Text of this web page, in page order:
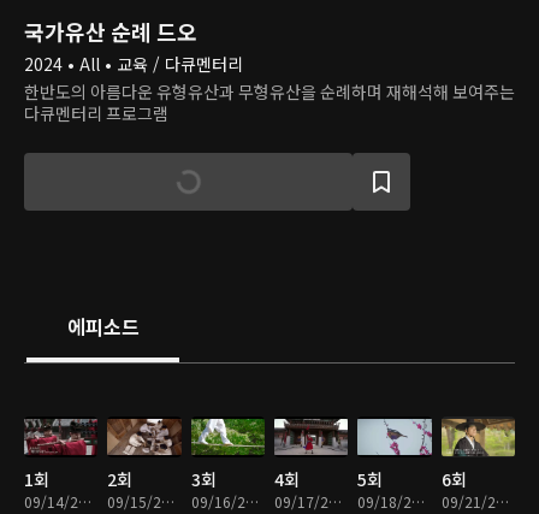
국가유산 순례 드오
2024 • All • 교육 / 다큐멘터리
한반도의 아름다운 유형유산과 무형유산을 순례하며 재해석해 보여주는
다큐멘터리 프로그램
에피소드
1회
09/14/2024 • 5분
2회
09/15/2024 • 5분
3회
09/16/2024 • 5분
4회
09/17/2024 • 5분
5회
09/18/2024 • 5분
6회
09/21/2024 • 5분